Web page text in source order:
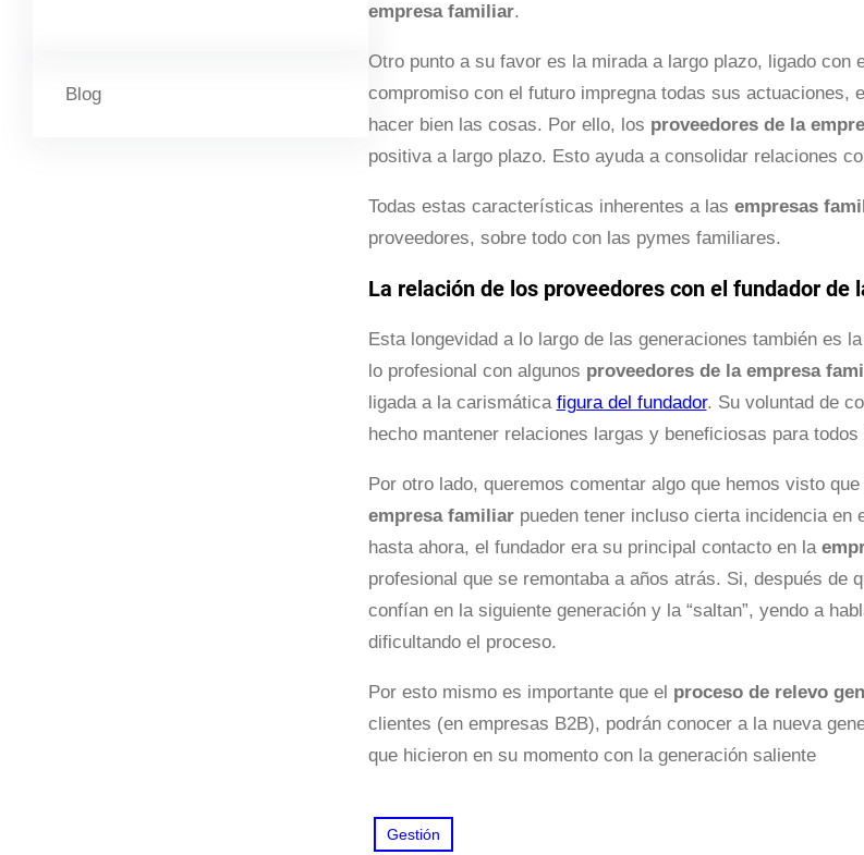
Blog
empresa familiar.
Otro punto a su favor es la mirada a largo plazo, ligado
compromiso con el futuro impregna todas sus
hacer bien las cosas. Por ello, los proveedores de la
positiva a largo plazo. Esto ayuda a consolidar relaciones
Todas estas características inherentes a las empresas
proveedores, sobre todo con las pymes familiares.
La relación de los proveedores con el fundador de
Esta longevidad a lo largo de las generaciones también es
lo profesional con algunos proveedores de la empresa
ligada a la carismática figura del fundador. Su voluntad de
hecho mantener relaciones largas y beneficiosas para todos
Por otro lado, queremos comentar algo que hemos visto
empresa familiarpueden tener incluso cierta incidencia en
hasta ahora, el fundador era su principal contacto en la
profesional que se remontaba a años atrás. Si, después de
confían en la siguiente generación y la “saltan”, yendo a
dificultando el proceso.
Por esto mismo es importante que el proceso de relevo
clientes (en empresas B2B), podrán conocer a la nueva
que hicieron en su momento con la generación saliente
Gestión